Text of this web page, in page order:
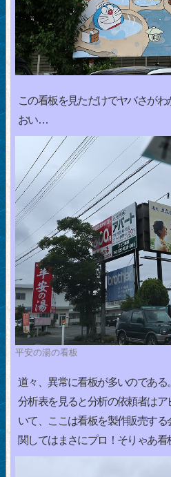
この看板を見ただけでヤバさがわ
おい…
平安の湯の看板
道々、異常に看板が多いのであ
分析表を見ると分析の依頼者は
いて、ここは看板を製作販売す
関してはまさにプロ！そりゃあ看